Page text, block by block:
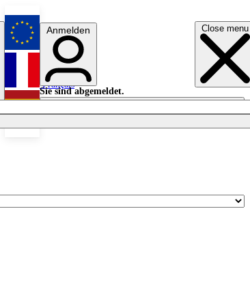
Close menu
English
Français
Anmelden
Sie sind abgemeldet.
Anmelden
Licht aus